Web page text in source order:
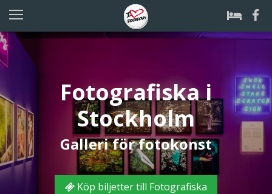
Fotografiska i
Stockholm
Galleri för fotokonst
Köp biljetter till Fotografiska